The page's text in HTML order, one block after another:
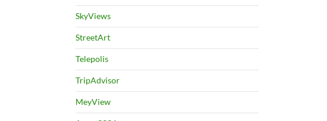
SkyViews
StreetArt
Telepolis
TripAdvisor
MeyView